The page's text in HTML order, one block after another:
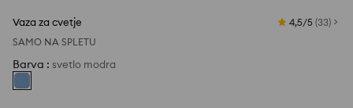
Vaza za cvetje 4,5/5 (33)
SAMO NA SPLETU
Barva : svetlo modra